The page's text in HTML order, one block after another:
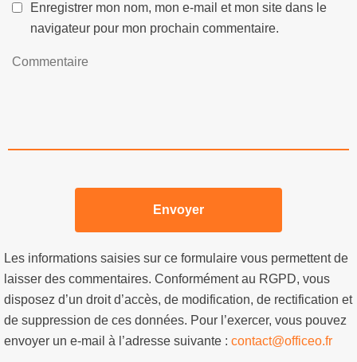
Enregistrer mon nom, mon e-mail et mon site dans le
navigateur pour mon prochain commentaire.
Les informations saisies sur ce formulaire vous permettent de
laisser des commentaires. Conformément au RGPD, vous
disposez d’un droit d’accès, de modification, de rectification et
de suppression de ces données. Pour l’exercer, vous pouvez
envoyer un e-mail à l’adresse suivante : contact@officeo.fr